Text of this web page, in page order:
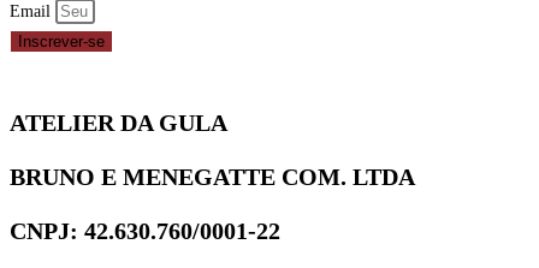
Email
Inscrever-se
ATELIER DA GULA
BRUNO E MENEGATTE COM. LTDA
CNPJ: 42.630.760/0001-22